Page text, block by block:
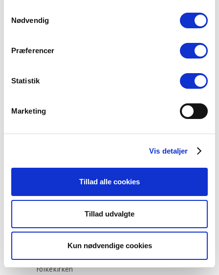
Nødvendig
Præferencer
Statistik
Marketing
Vis detaljer
Tillad alle cookies
Tillad udvalgte
Kun nødvendige cookies
Arbejdsmiljø
Folkekirken